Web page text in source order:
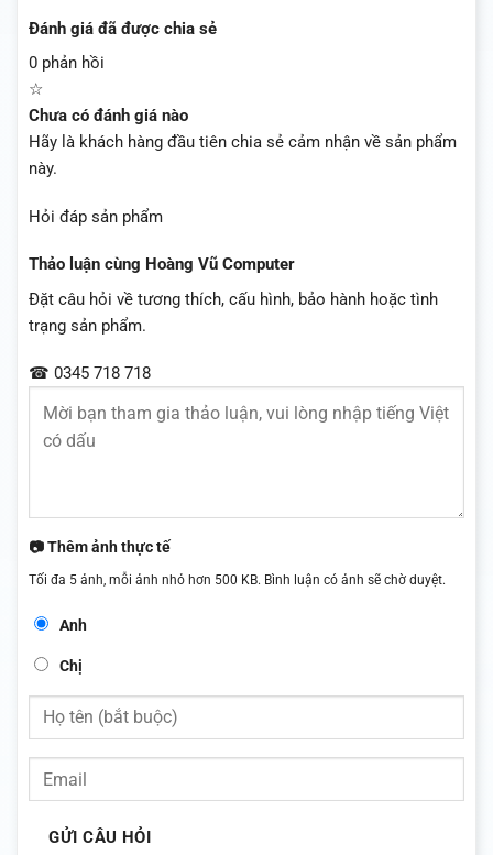
Đánh giá đã được chia sẻ
0 phản hồi
☆
Chưa có đánh giá nào
Hãy là khách hàng đầu tiên chia sẻ cảm nhận về sản phẩm
này.
Hỏi đáp sản phẩm
Thảo luận cùng Hoàng Vũ Computer
Đặt câu hỏi về tương thích, cấu hình, bảo hành hoặc tình
trạng sản phẩm.
☎ 0345 718 718
📷 Thêm ảnh thực tế
Tối đa 5 ảnh, mỗi ảnh nhỏ hơn 500 KB. Bình luận có ảnh sẽ chờ duyệt.
Anh
Chị
GỬI CÂU HỎI